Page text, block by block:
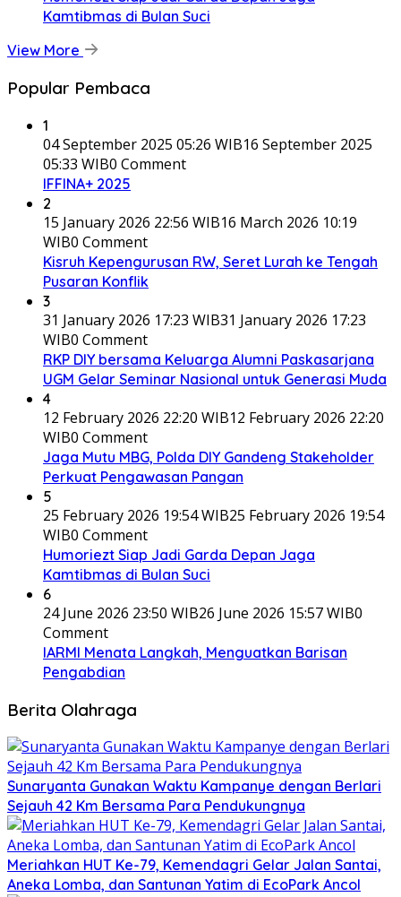
Kamtibmas di Bulan Suci
View More
Popular Pembaca
1
04 September 2025 05:26 WIB16 September 2025
05:33 WIB0 Comment
IFFINA+ 2025
2
15 January 2026 22:56 WIB16 March 2026 10:19
WIB0 Comment
Kisruh Kepengurusan RW, Seret Lurah ke Tengah
Pusaran Konflik
3
31 January 2026 17:23 WIB31 January 2026 17:23
WIB0 Comment
RKP DIY bersama Keluarga Alumni Paskasarjana
UGM Gelar Seminar Nasional untuk Generasi Muda
4
12 February 2026 22:20 WIB12 February 2026 22:20
WIB0 Comment
Jaga Mutu MBG, Polda DIY Gandeng Stakeholder
Perkuat Pengawasan Pangan
5
25 February 2026 19:54 WIB25 February 2026 19:54
WIB0 Comment
Humoriezt Siap Jadi Garda Depan Jaga
Kamtibmas di Bulan Suci
6
24 June 2026 23:50 WIB26 June 2026 15:57 WIB0
Comment
IARMI Menata Langkah, Menguatkan Barisan
Pengabdian
Berita Olahraga
Sunaryanta Gunakan Waktu Kampanye dengan Berlari
Sejauh 42 Km Bersama Para Pendukungnya
Meriahkan HUT Ke-79, Kemendagri Gelar Jalan Santai,
Aneka Lomba, dan Santunan Yatim di EcoPark Ancol